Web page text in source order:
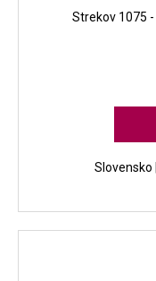
Strekov 1075 -
Slovensko